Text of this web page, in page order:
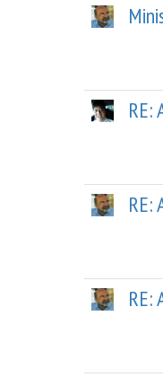
RE:
RE:
RE: